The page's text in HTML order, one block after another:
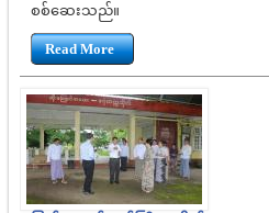
စစ်ဆေးသည်။
Read More